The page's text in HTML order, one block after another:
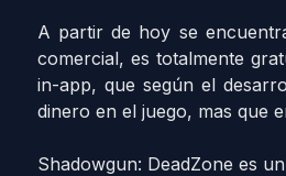
A partir de hoy se
comercial, es totalmente
in-app, que según el
dinero en el juego, mas que
Shadowgun: DeadZone es